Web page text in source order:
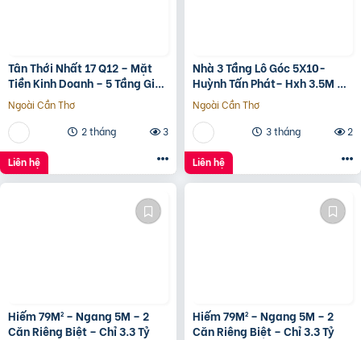
Tân Thới Nhất 17 Q12 – Mặt
Tiền Kinh Doanh – 5 Tầng Giá
13.6 Tỷ
Ngoài Cần Thơ
2 tháng
3
Liên hệ
Nhà 3 Tầng Lô Góc 5X10-
Huỳnh Tấn Phát– Hxh 3.5M –
Kinh Doanh Tốt – Shr Hoàn
Công Đủ- Giá 3 Tỷ Hơn.
Ngoài Cần Thơ
3 tháng
2
Liên hệ
Hiếm 79M² – Ngang 5M – 2
Căn Riêng Biệt – Chỉ 3.3 Tỷ
Hiếm 79M² – Ngang 5M – 2
Căn Riêng Biệt – Chỉ 3.3 Tỷ